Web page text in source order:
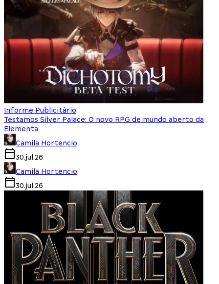
Informe Publicitário
Testamos Silver Palace: O novo RPG de mundo aberto da
Elementa
Camila Hortencio
30.jul.26
Camila Hortencio
30.jul.26